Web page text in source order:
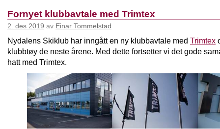
Fornyet klubbavtale med Trimtex
2. des 2019 av Einar Tommelstad
Nydalens Skiklub har inngått en ny klubbavtale med Trimtex
klubbtøy de neste årene. Med dette fortsetter vi det gode
hatt med Trimtex.